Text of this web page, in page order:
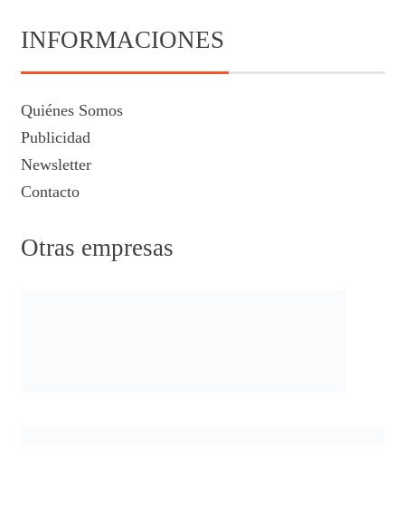
INFORMACIONES
Quiénes Somos
Publicidad
Newsletter
Contacto
Otras empresas